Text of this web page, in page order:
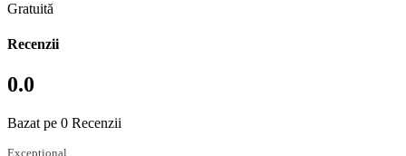
Gratuită
Recenzii
0.0
Bazat pe 0 Recenzii
Excepțional